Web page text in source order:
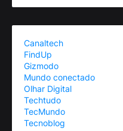
Canaltech
FindUp
Gizmodo
Mundo conectado
Olhar Digital
Techtudo
TecMundo
Tecnoblog